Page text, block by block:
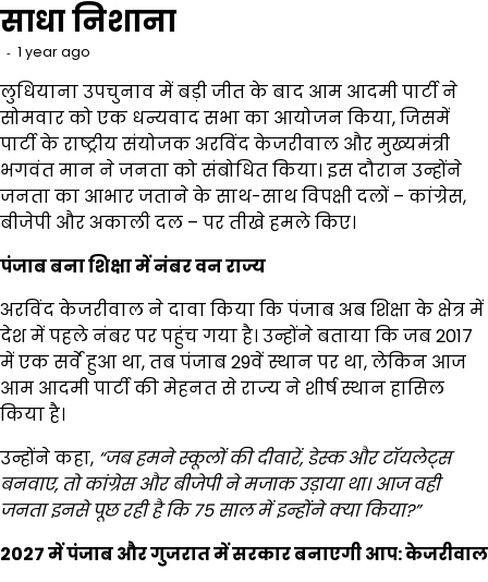
साधा निशाना
1 year ago
लुधियाना उपचुनाव में बड़ी जीत के बाद आम आदमी पार्टी ने
सोमवार को एक धन्यवाद सभा का आयोजन किया, जिसमें
पार्टी के राष्ट्रीय संयोजक अरविंद केजरीवाल और मुख्यमंत्री
भगवंत मान ने जनता को संबोधित किया। इस दौरान उन्होंने
जनता का आभार जताने के साथ-साथ विपक्षी दलों – कांग्रेस,
बीजेपी और अकाली दल – पर तीखे हमले किए।
पंजाब बना शिक्षा में नंबर वन राज्य
अरविंद केजरीवाल ने दावा किया कि पंजाब अब शिक्षा के क्षेत्र में
देश में पहले नंबर पर पहुंच गया है। उन्होंने बताया कि जब 2017
में एक सर्वे हुआ था, तब पंजाब 29वें स्थान पर था, लेकिन आज
आम आदमी पार्टी की मेहनत से राज्य ने शीर्ष स्थान हासिल
किया है।
उन्होंने कहा, “जब हमने स्कूलों की दीवारें,डेस्क और टॉयलेट्स
बनवाए, तो कांग्रेस और बीजेपी ने मजाक उड़ाया था। आज वही
जनता इनसे पूछ रही है कि 75साल में इन्होंने क्या किया?”
2027में पंजाब और गुजरात में सरकार बनाएगी आप: केजरीवाल